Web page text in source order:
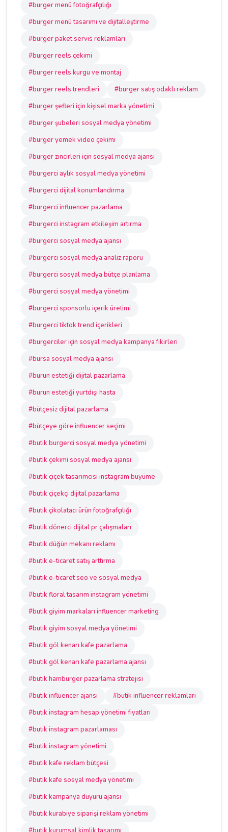
#burger menü fotoğrafçılığı
#burger menü tasarımı ve dijitalleştirme
#burger paket servis reklamları
#burger reels çekimi
#burger reels kurgu ve montaj
#burger reels trendleri
#burger satış odaklı reklam
#burger şefleri için kişisel marka yönetimi
#burger şubeleri sosyal medya yönetimi
#burger yemek video çekimi
#burger zincirleri için sosyal medya ajansı
#burgerci aylık sosyal medya yönetimi
#burgerci dijital konumlandırma
#burgerci influencer pazarlama
#burgerci instagram etkileşim artırma
#burgerci sosyal medya ajansı
#burgerci sosyal medya analiz raporu
#burgerci sosyal medya bütçe planlama
#burgerci sosyal medya yönetimi
#burgerci sponsorlu içerik üretimi
#burgerci tiktok trend içerikleri
#burgerciler için sosyal medya kampanya fikirleri
#bursa sosyal medya ajansı
#burun estetiği dijital pazarlama
#burun estetiği yurtdışı hasta
#bütçesiz dijital pazarlama
#bütçeye göre influencer seçimi
#butik burgerci sosyal medya yönetimi
#butik çekimi sosyal medya ajansı
#butik çiçek tasarımcısı instagram büyüme
#butik çiçekçi dijital pazarlama
#butik çikolatacı ürün fotoğrafçılığı
#butik dönerci dijital pr çalışmaları
#butik düğün mekanı reklamı
#butik e-ticaret satış arttırma
#butik e-ticaret seo ve sosyal medya
#butik floral tasarım instagram yönetimi
#butik giyim markaları influencer marketing
#butik giyim sosyal medya yönetimi
#butik göl kenarı kafe pazarlama
#butik göl kenarı kafe pazarlama ajansı
#butik hamburger pazarlama stratejisi
#butik influencer ajansı
#butik influencer reklamları
#butik instagram hesap yönetimi fiyatları
#butik instagram pazarlaması
#butik instagram yönetimi
#butik kafe reklam bütçesi
#butik kafe sosyal medya yönetimi
#butik kampanya duyuru ajansı
#butik kurabiye siparişi reklam yönetimi